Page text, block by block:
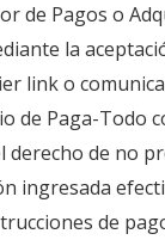
de Pagos o
la
link o
de Paga-Todo
derecho de no
ingresada
de